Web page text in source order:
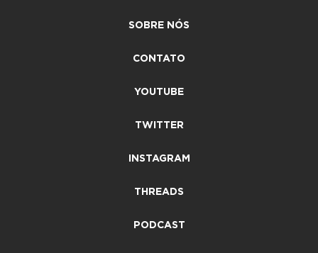
SOBRE NÓS
CONTATO
YOUTUBE
TWITTER
INSTAGRAM
THREADS
PODCAST